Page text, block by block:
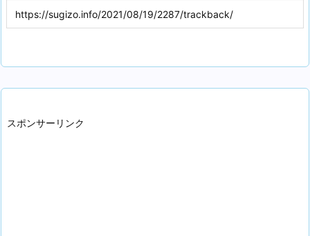
スポンサーリンク